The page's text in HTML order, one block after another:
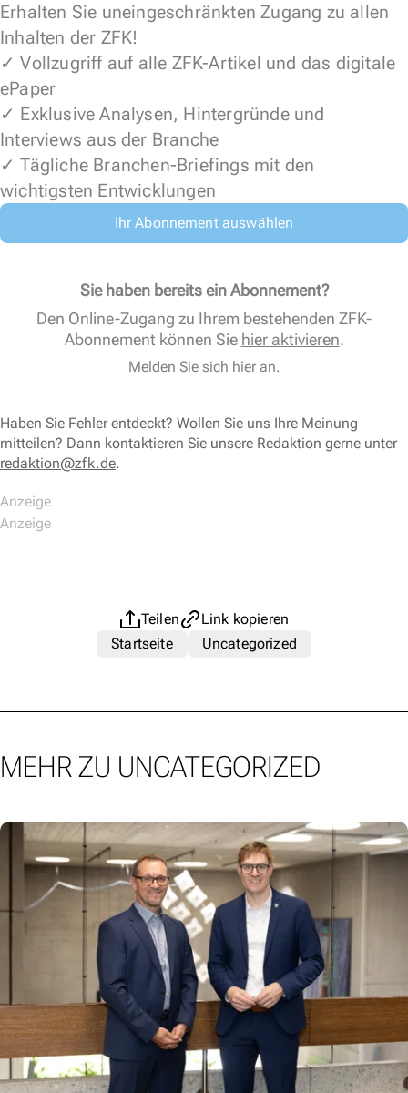
Erhalten Sie uneingeschränkten Zugang zu allen
Inhalten der ZFK!
✓ Vollzugriff auf alle ZFK-Artikel und das digitale
ePaper
✓ Exklusive Analysen, Hintergründe und
Interviews aus der Branche
✓ Tägliche Branchen-Briefings mit den
wichtigsten Entwicklungen
Ihr Abonnement auswählen
Sie haben bereits ein Abonnement?
Den Online-Zugang zu Ihrem bestehenden ZFK-
Abonnement können Sie hier aktivieren.
Melden Sie sich hier an.
Haben Sie Fehler entdeckt? Wollen Sie uns Ihre Meinung
mitteilen? Dann kontaktieren Sie unsere Redaktion gerne unter
redaktion@zfk.de.
Teilen
Link kopieren
Startseite
Uncategorized
MEHR ZU UNCATEGORIZED